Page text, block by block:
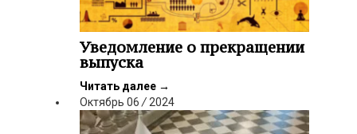
Уведомление о прекращении
выпуска
Читать далее →
Октябрь 06 / 2024